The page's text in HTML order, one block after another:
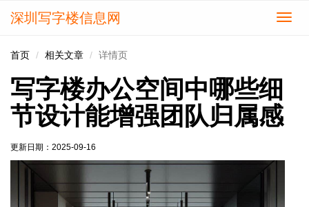
切
深圳写字楼信息网
首页 相关文章 详情页
写字楼办公空间中哪些细
节设计能增强团队归属感
更新日期： 2025-09-16